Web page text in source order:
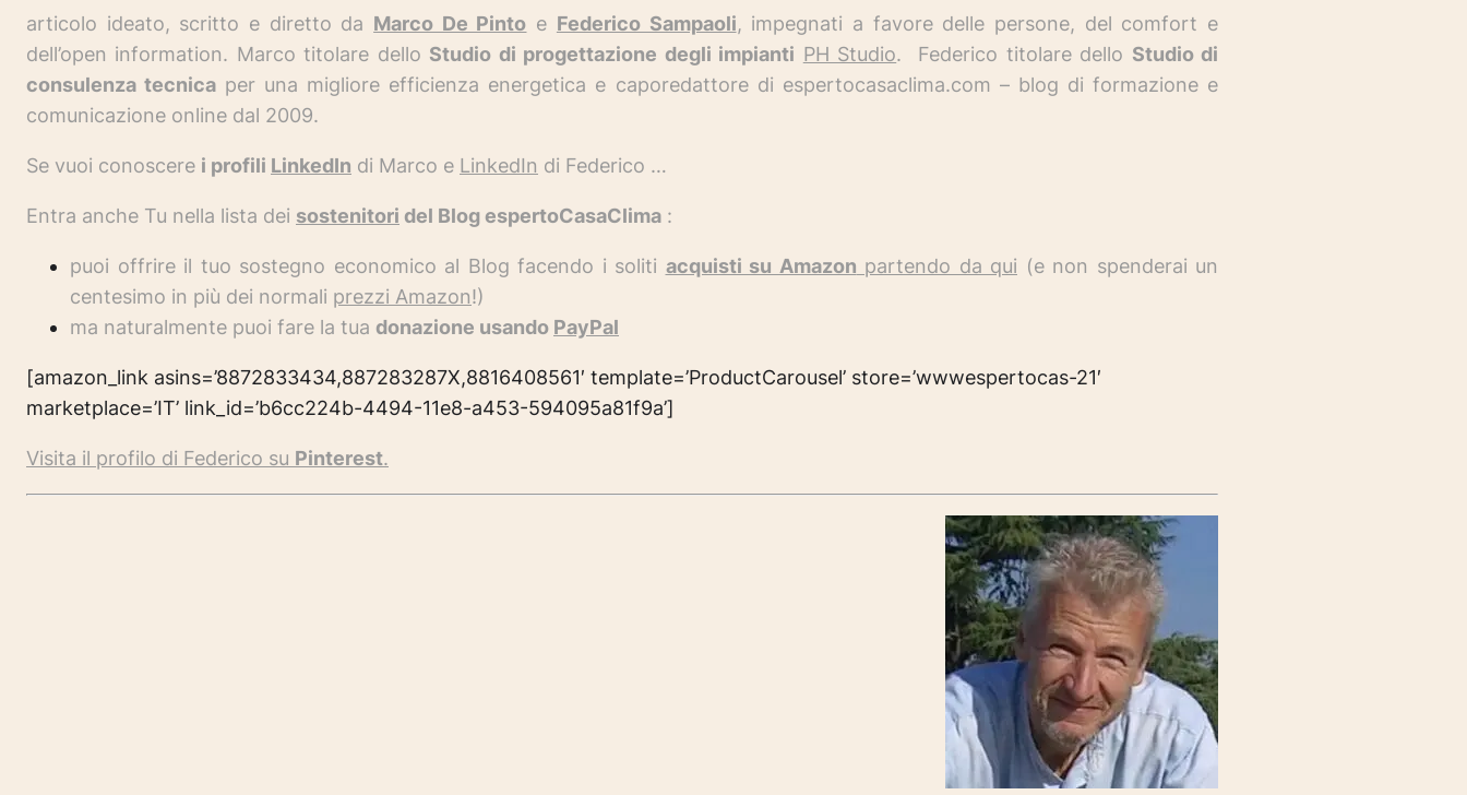
articolo ideato, scritto e diretto da Marco De Pinto e Federico Sampaoli, impegnati a favore delle persone, del comfort e
dell’open information. Marco titolare dello Studio di progettazione degli impianti PH Studio. Federico titolare dello Studio di
consulenza tecnica per una migliore efficienza energetica e caporedattore di espertocasaclima.com – blog di formazione e
comunicazione online dal 2009.
Se vuoi conoscere i profili LinkedIn di Marco e LinkedIn di Federico …
Entra anche Tu nella lista dei sostenitori del Blog espertoCasaClima :
puoi offrire il tuo sostegno economico al Blog facendo i soliti acquisti su Amazon partendo da qui (e non spenderai un
centesimo in più dei normali prezzi Amazon!)
ma naturalmente puoi fare la tua donazione usando PayPal
[amazon_link asins=’8872833434,887283287X,8816408561′ template=’ProductCarousel’ store=’wwwespertocas-21′
marketplace=’IT’ link_id=’b6cc224b-4494-11e8-a453-594095a81f9a’]
Visita il profilo di Federico su Pinterest.